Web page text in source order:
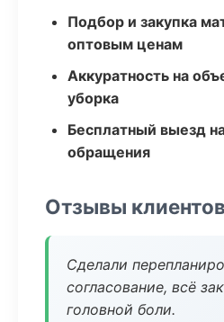
Подбор и закупка
оптовым ценам
Аккуратность на
уборка
Бесплатный выезд
обращения
Отзывы клиентов
Сделали
согласование, всё
головной боли.